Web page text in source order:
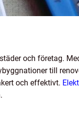
och företag.
till
och effektivt.